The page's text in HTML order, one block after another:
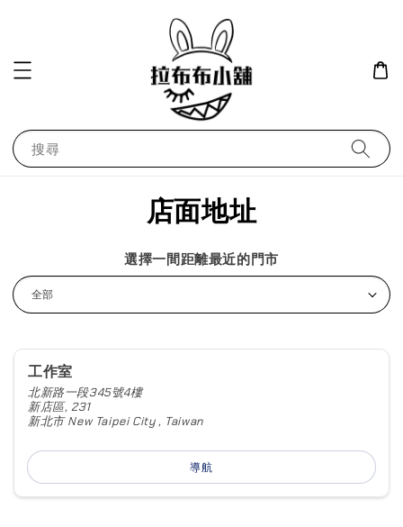
搜尋
店面地址
選擇一間距離最近的門市
工作室
北新路一段345號4樓
新店區, 231
新北市 New Taipei City , Taiwan
導航